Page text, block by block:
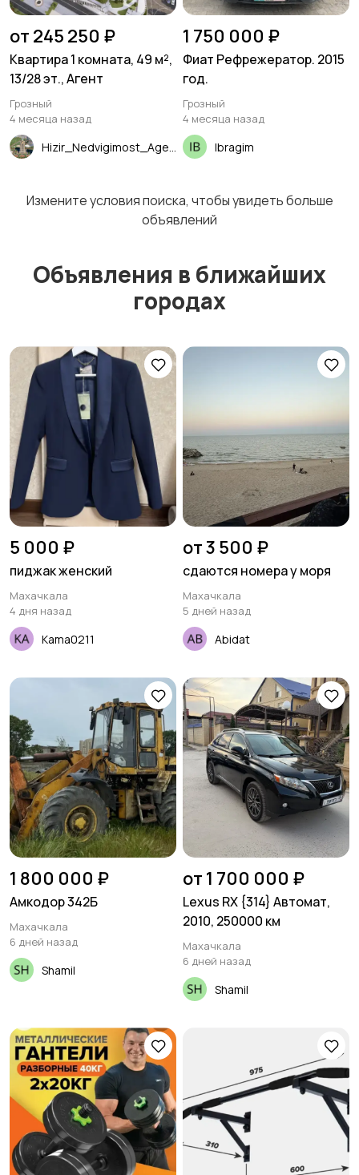
от 245 250 ₽
Квартира 1 комната, 49 м²,
13/28 эт., Агент
Грозный
4 месяца назад
1 750 000 ₽
Фиат Рефрежератор. 2015
год.
Грозный
4 месяца назад
Ibragim
Измените условия поиска, чтобы увидеть больше
объявлений
Объявления в ближайших
городах
5 000 ₽
пиджак женский
Махачкала
4 дня назад
Kama0211
от 3 500 ₽
сдаются номера у моря
Махачкала
5 дней назад
Abidat
1 800 000 ₽
Амкодор 342Б
Махачкала
6 дней назад
Shamil
от 1 700 000 ₽
Lexus RX {314} Автомат,
2010, 250000 км
Махачкала
6 дней назад
Shamil